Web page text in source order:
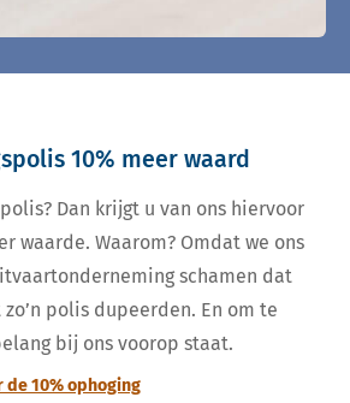
10% meer waard
Dan krijgt u van ons hiervoor
waarde. Waarom? Omdat we ons
schamen dat
polis dupeerden. En om te
bij ons voorop staat.
10% ophoging